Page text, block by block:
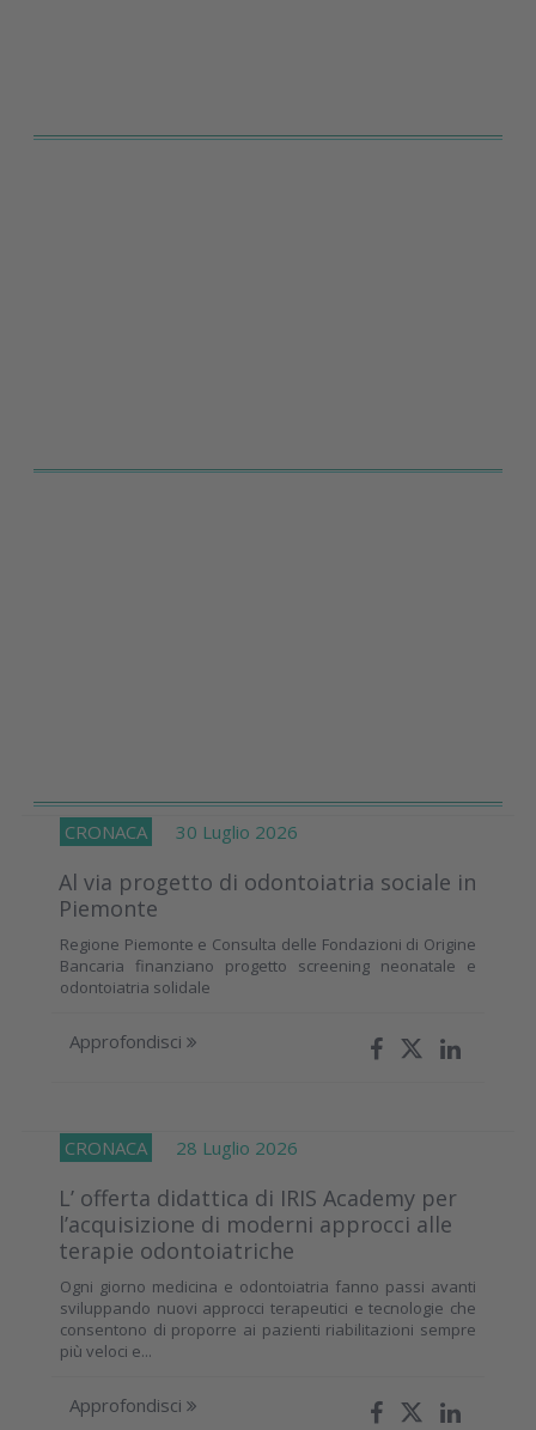
CRONACA 30 Luglio 2026
Al via progetto di odontoiatria sociale in
Piemonte
Regione Piemonte e Consulta delle Fondazioni di Origine
Bancaria finanziano progetto screening neonatale e
odontoiatria solidale
Approfondisci
CRONACA 28 Luglio 2026
L’ offerta didattica di IRIS Academy per
l’acquisizione di moderni approcci alle
terapie odontoiatriche
Ogni giorno medicina e odontoiatria fanno passi avanti
sviluppando nuovi approcci terapeutici e tecnologie che
consentono di proporre ai pazienti riabilitazioni sempre
più veloci e...
Approfondisci